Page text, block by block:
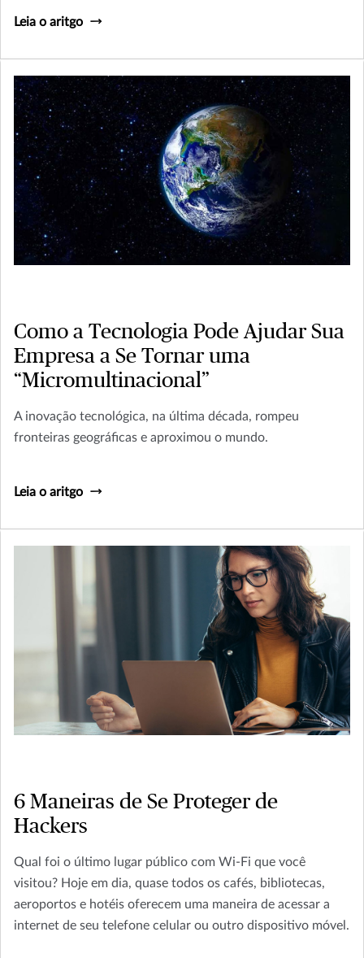
Leia o aritgo
Como a Tecnologia Pode Ajudar Sua
Empresa a Se Tornar uma
“Micromultinacional”
A inovação tecnológica, na última década, rompeu
fronteiras geográficas e aproximou o mundo.
Leia o aritgo
6 Maneiras de Se Proteger de
Hackers
Qual foi o último lugar público com Wi-Fi que você
visitou? Hoje em dia, quase todos os cafés, bibliotecas,
aeroportos e hotéis oferecem uma maneira de acessar a
internet de seu telefone celular ou outro dispositivo móvel.